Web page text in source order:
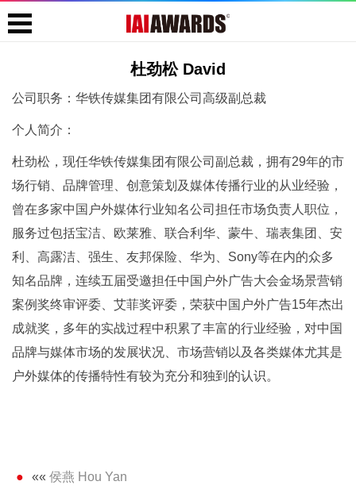
杜劲松 David
公司职务：华铁传媒集团有限公司高级副总裁
个人简介：
杜劲松，现任华铁传媒集团有限公司副总裁，拥有29年的市
场行销、品牌管理、创意策划及媒体传播行业的从业经验，
曾在多家中国户外媒体行业知名公司担任市场负责人职位，
服务过包括宝洁、欧莱雅、联合利华、蒙牛、瑞表集团、安
利、高露洁、强生、友邦保险、华为、Sony等在内的众多
知名品牌，连续五届受邀担任中国户外广告大会金场景营销
案例奖终审评委、艾菲奖评委，荣获中国户外广告15年杰出
成就奖，多年的实战过程中积累了丰富的行业经验，对中国
品牌与媒体市场的发展状况、市场营销以及各类媒体尤其是
户外媒体的传播特性有较为充分和独到的认识。
«« 侯燕 Hou Yan